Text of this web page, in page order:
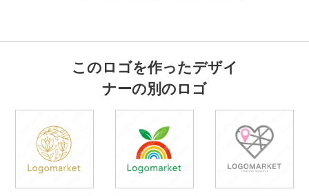
このロゴを作ったデザイ
ナーの別のロゴ